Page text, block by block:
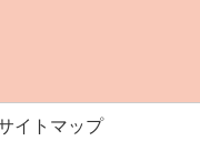
イトマップ